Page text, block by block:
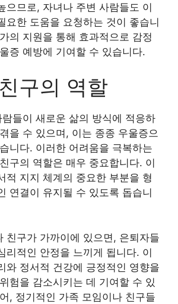
으므로, 자녀나 주변 사람들도 이
요한 도움을 요청하는 것이 좋습니
의 지원을 통해 효과적으로 감정
증 예방에 기여할 수 있습니다.
구의 역할
들이 새로운 삶의 방식에 적응하
을 수 있으며, 이는 종종 우울증으
니다. 이러한 어려움을 극복하는
구의 역할은 매우 중요합니다. 이
적 지지 체계의 중요한 부분을 형
연결이 유지될 수 있도록 돕습니
친구가 가까이에 있으면, 은퇴자들
리적인 안정을 느끼게 됩니다. 이
와 정서적 건강에 긍정적인 영향을
험을 감소시키는 데 기여할 수 있
, 정기적인 가족 모임이나 친구들